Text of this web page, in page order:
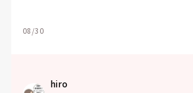
08/30
hiro